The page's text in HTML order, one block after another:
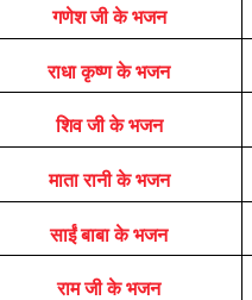
गणेश जी के भजन
राधा कृष्ण के भजन
शिव जी के भजन
माता रानी के भजन
साईं बाबा के भजन
राम जी के भजन